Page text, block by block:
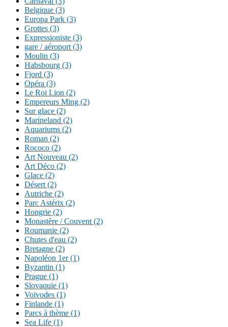
Belgique (3)
Europa Park (3)
Grottes (3)
Expressioniste (3)
gare / aéroport (3)
Moulin (3)
Habsbourg (3)
Fjord (3)
Opéra (3)
Le Roi Lion (2)
Empereurs Ming (2)
Sur glace (2)
Marineland (2)
Aquariums (2)
Roman (2)
Rococo (2)
Art Nouveau (2)
Art Déco (2)
Glace (2)
Désert (2)
Autriche (2)
Parc Astérix (2)
Hongrie (2)
Monastère / Couvent (2)
Roumanie (2)
Chutes d'eau (2)
Bretagne (2)
Napoléon 1er (1)
Byzantin (1)
Prague (1)
Slovaquie (1)
Voïvodes (1)
Finlande (1)
Parcs à thème (1)
Sea Life (1)